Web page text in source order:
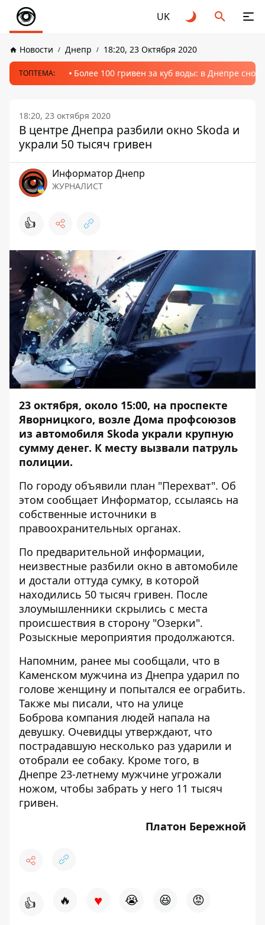
UK
Новости Днепр 18:20, 23 Октября 2020
ТОПТЕМА: Более 100 гривен за куб воды: в Днепре
18:20, 23 октября 2020
В центре Днепра разбили окно Skoda и
украли 50 тысяч гривен
Информатор Днепр
ЖУРНАЛИСТ
👍
23 октября, около 15:00, на проспекте
Яворницкого, возле Дома профсоюзов
из автомобиля Skoda украли крупную
сумму денег. К месту вызвали патруль
полиции.
По городу объявили план "Перехват". Об
этом сообщает Информатор, ссылаясь на
собственные источники в
правоохранительных органах.
По предварительной информации,
неизвестные разбили окно в автомобиле
и достали оттуда сумку, в которой
находились 50 тысяч гривен. После
злоумышленники скрылись с места
происшествия в сторону "Озерки".
Розыскные мероприятия продолжаются.
Напомним, ранее мы сообщали, что в
Каменском мужчина из Днепра ударил по
голове женщину и попытался ее ограбить.
Также мы писали, что на улице
Боброва компания людей напала на
девушку. Очевидцы утверждают, что
пострадавшую несколько раз ударили и
отобрали ее собаку. Кроме того, в
Днепре 23-летнему мужчине угрожали
ножом, чтобы забрать у него 11 тысяч
гривен.
Платон Бережной
👍 🔥 ♥ 😭 😆 😡